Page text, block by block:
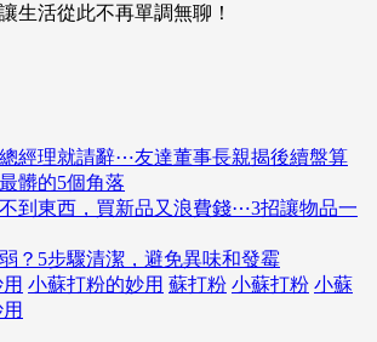
生活從此不再單調無聊！
經理就請辭⋯友達董事長親揭後續盤算
髒的5個角落
到東西，買新品又浪費錢⋯3招讓物品一
？5步驟清潔，避免異味和發霉
小蘇打粉的妙用 蘇打粉 小蘇打粉 小蘇